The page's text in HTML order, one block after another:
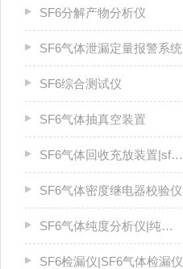
SF6分解产物分析仪
SF6气体泄漏定量报警系统
SF6综合测试仪
SF6气体抽真空装置
SF6气体回收充放装置|sf6气体回收装置
SF6气体密度继电器校验仪
SF6气体纯度分析仪|纯度仪
SF6检漏仪|SF6气体检漏仪